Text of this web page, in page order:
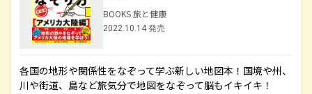
BOOKS 旅と健康
2022.10.14 発売
各国の地形や関係性をなぞって学ぶ新しい地図本！国境や州、
川や街道、島など旅気分で地図をなぞって脳もイキイキ！